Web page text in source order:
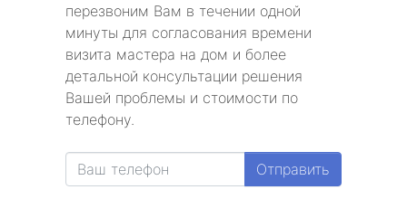
перезвоним Вам в течении одной
минуты для согласования времени
визита мастера на дом и более
детальной консультации решения
Вашей проблемы и стоимости по
телефону.
Отправить